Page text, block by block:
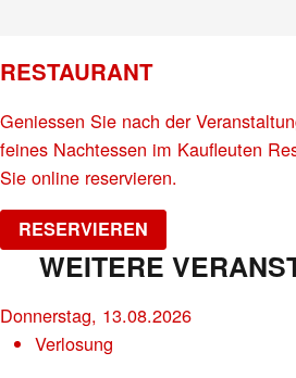
RESTAURANT
Geniessen Sie nach der
feines Nachtessen im Kaufleuten
Sie online reservieren.
RESERVIEREN
WEITERE
Donnerstag, 13.08.2026
Verlosung